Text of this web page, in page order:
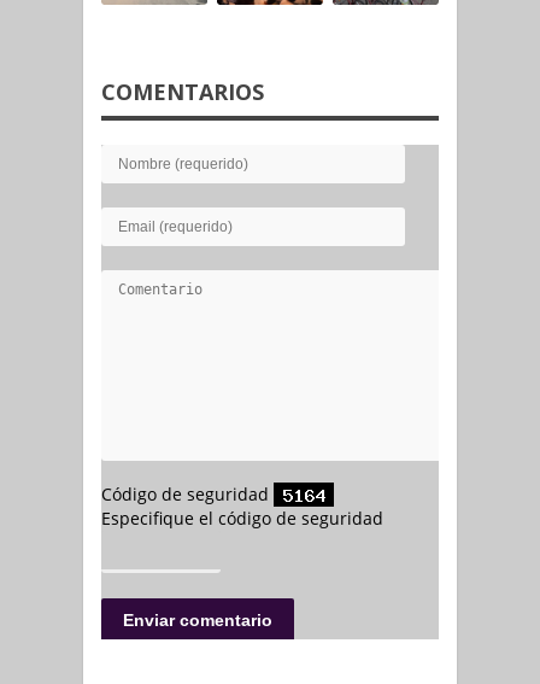
COMENTARIOS